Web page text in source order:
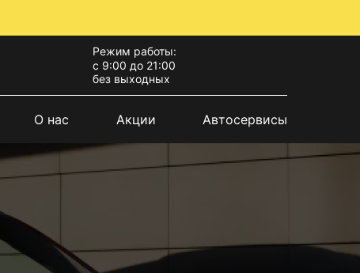
Режим работы:
с 9:00 до 21:00
без выходных
О нас Акции Автосервисы